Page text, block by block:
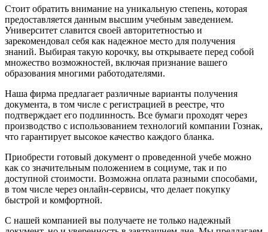
Стоит обратить внимание на уникальную степень, которая
предоставляется данным высшим учебным заведением.
Университет славится своей авторитетностью и
зарекомендовал себя как надежное место для получения
знаний. Выбирая такую корочку, вы открываете перед собой
множество возможностей, включая признание вашего
образования многими работодателями.
Наша фирма предлагает различные варианты получения
документа, в том числе с регистрацией в реестре, что
подтверждает его подлинность. Все бумаги проходят через
производство с использованием технологий компании Гознак,
что гарантирует высокое качество каждого бланка.
Приобрести готовый документ о проведенной учебе можно
как со значительным положением в социуме, так и по
доступной стоимости. Возможна оплата разными способами,
в том числе через онлайн-сервисы, что делает покупку
быстрой и комфортной.
С нашей компанией вы получаете не только надежный